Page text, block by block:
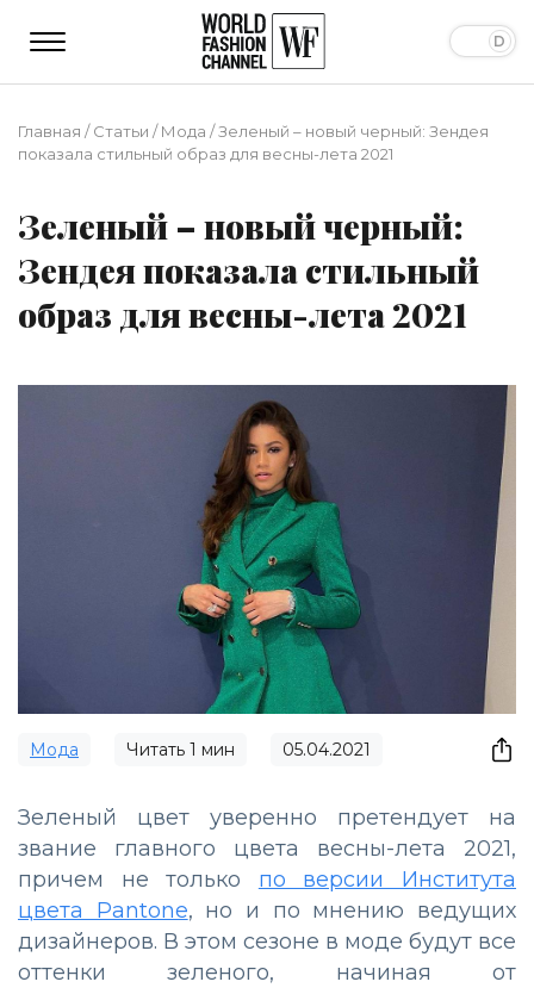
Главная /Статьи /Мода /Зеленый – новый черный: Зендея
показала стильный образ для весны-лета 2021
Зеленый – новый черный:
Зендея показала стильный
образ для весны-лета 2021
Мода Читать 1 мин 05.04.2021
Зеленый цвет уверенно претендует на
звание главного цвета весны-лета 2021,
причем не только по версии Института
цвета Pantone, но и по мнению ведущих
дизайнеров. В этом сезоне в моде будут все
оттенки зеленого, начиная от